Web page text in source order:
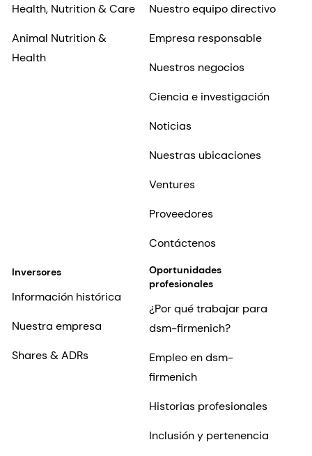
Health, Nutrition & Care
Animal Nutrition &
Health
Nuestro equipo directivo
Empresa responsable
Nuestros negocios
Ciencia e investigación
Noticias
Nuestras ubicaciones
Ventures
Proveedores
Contáctenos
Inversores
Información histórica
Nuestra empresa
Shares & ADRs
Oportunidades
profesionales
¿Por qué trabajar para
dsm-firmenich?
Empleo en dsm-
firmenich
Historias profesionales
Inclusión y pertenencia